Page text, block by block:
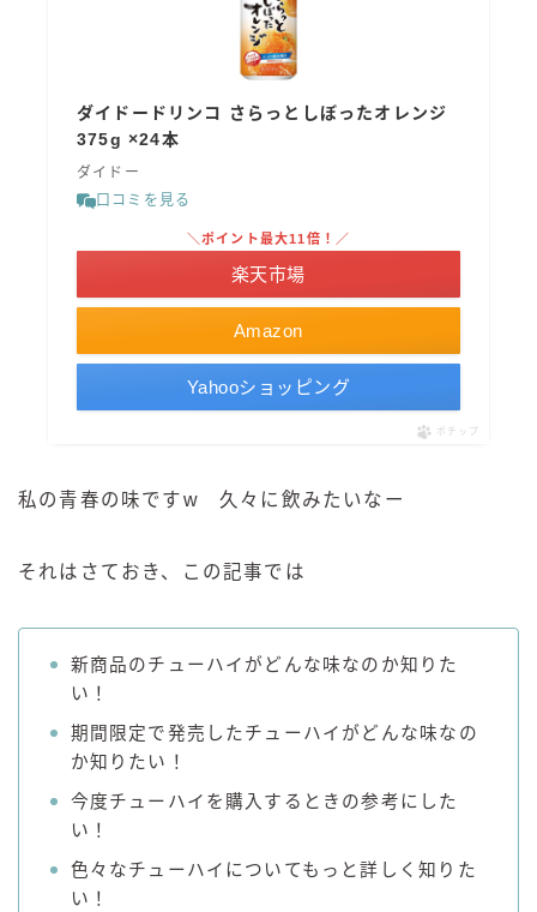
樽ハイ倶楽部
ザ・レモンクラフト
月庵
FRUITZER (フルーツァー）
濃いめのレモンサワー
WATER SOUR(ウォーターサワ)
宝酒造
焼酎ハイボール
宝焼酎のお茶割りシリーズ
ダイドードリンコ さらっとしぼったオレンジ
375g ×24本
ダイドー
口コミを見る
Amazon
＼ポイント最大11倍！／
楽天市場
Yahooショッピング
ポチップ
私の青春の味ですw 久々に飲みたいなー
それはさておき、この記事では
新商品のチューハイがどんな味なのか知りた
い！
期間限定で発売したチューハイがどんな味なの
か知りたい！
今度チューハイを購入するときの参考にした
い！
色々なチューハイについてもっと詳しく知りた
い！